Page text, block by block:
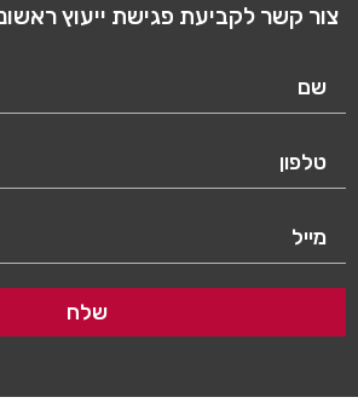
קשר לקביעת פגישת ייעוץ ראשונית